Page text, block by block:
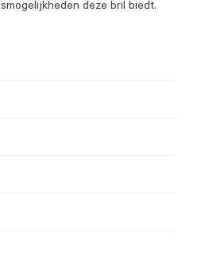
deze bril biedt.